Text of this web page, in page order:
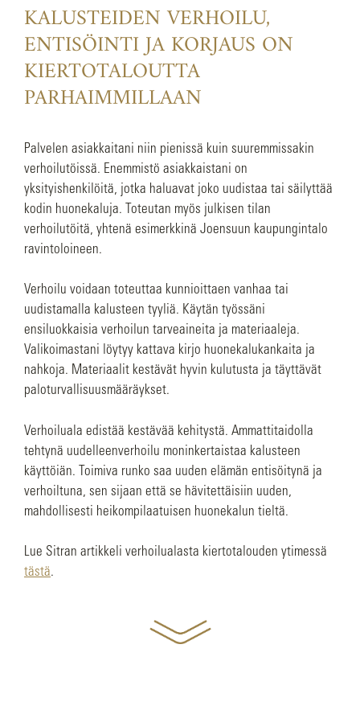
KALUSTEIDEN VERHOILU,
ENTISÖINTI JA KORJAUS ON
KIERTOTALOUTTA
PARHAIMMILLAAN
Palvelen asiakkaitani niin pienissä kuin suuremmissakin
verhoilutöissä. Enemmistö asiakkaistani on
yksityishenkilöitä, jotka haluavat joko uudistaa tai säilyttää
kodin huonekaluja. Toteutan myös julkisen tilan
verhoilutöitä, yhtenä esimerkkinä Joensuun kaupungintalo
ravintoloineen.
Verhoilu voidaan toteuttaa kunnioittaen vanhaa tai
uudistamalla kalusteen tyyliä. Käytän työssäni
ensiluokkaisia verhoilun tarveaineita ja materiaaleja.
Valikoimastani löytyy kattava kirjo huonekalukankaita ja
nahkoja. Materiaalit kestävät hyvin kulutusta ja täyttävät
paloturvallisuusmääräykset.
Verhoiluala edistää kestävää kehitystä. Ammattitaidolla
tehtynä uudelleenverhoilu moninkertaistaa kalusteen
käyttöiän. Toimiva runko saa uuden elämän entisöitynä ja
verhoiltuna, sen sijaan että se hävitettäisiin uuden,
mahdollisesti heikompilaatuisen huonekalun tieltä.
Lue Sitran artikkeli verhoilualasta kiertotalouden ytimessä
tästä.